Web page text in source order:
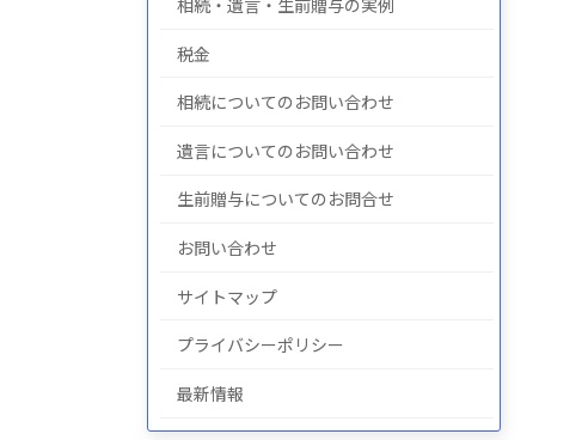
税金
相続についてのお問い合わせ
遺言についてのお問い合わせ
生前贈与についてのお問合せ
お問い合わせ
サイトマップ
プライバシーポリシー
最新情報